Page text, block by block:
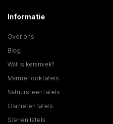
Informatie
Over ons
Blog
Wat is keramiek?
Marmerlook tafels
Natuursteen tafels
Granieten tafels
Stenen tafels